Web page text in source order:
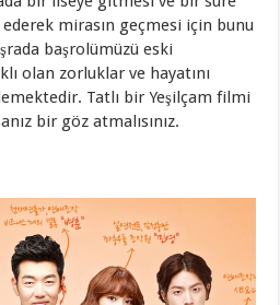
ederek mirasın geçmesi için bunu
başrolümüzü eski
olan zorluklar ve hayatını
Tatlı bir Yeşilçam filmi
bir göz atmalısınız.